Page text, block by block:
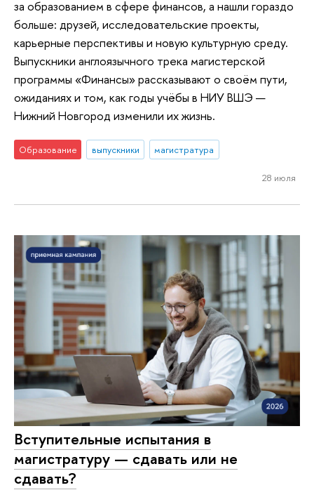
за образованием в сфере финансов, а нашли гораздо
больше: друзей, исследовательские проекты,
карьерные перспективы и новую культурную среду.
Выпускники англоязычного трека магистерской
программы «Финансы» рассказывают о своём пути,
ожиданиях и том, как годы учёбы в НИУ ВШЭ —
Нижний Новгород изменили их жизнь.
Образование выпускники магистратура
28 июля
Вступительные испытания в
магистратуру — сдавать или не
сдавать?